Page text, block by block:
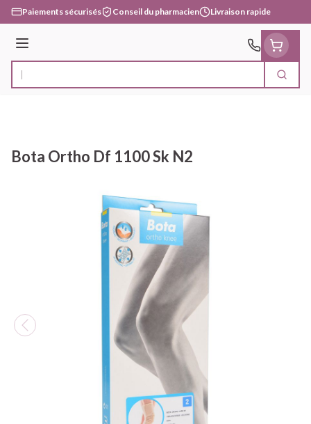
Aller au contenu
Paiements sécurisés Conseil du pharmacien Livraison rapide
Menu
Rechercher
Bota Ortho Df 1100 Sk N2